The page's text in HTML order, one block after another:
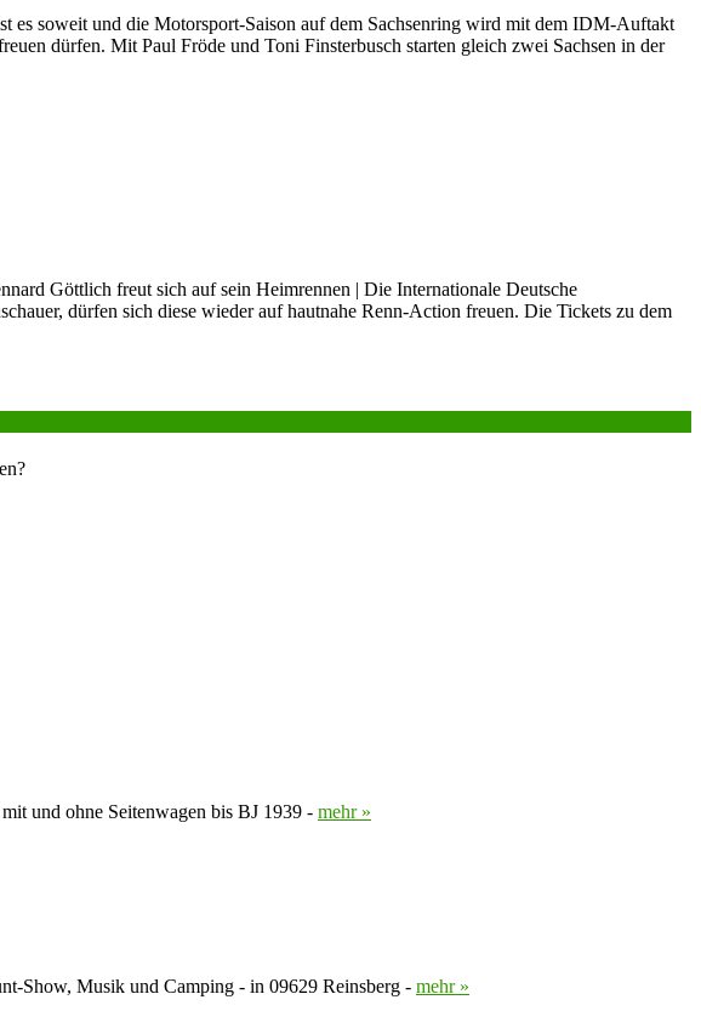
es soweit und die Motorsport-Saison auf dem Sachsenring wird mit dem IDM-Auftakt
dürfen. Mit Paul Fröde und Toni Finsterbusch starten gleich zwei Sachsen in der
Göttlich freut sich auf sein Heimrennen | Die Internationale Deutsche
dürfen sich diese wieder auf hautnahe Renn-Action freuen. Die Tickets zu dem
und ohne Seitenwagen bis BJ 1939 - mehr »
Show, Musik und Camping - in 09629 Reinsberg - mehr »